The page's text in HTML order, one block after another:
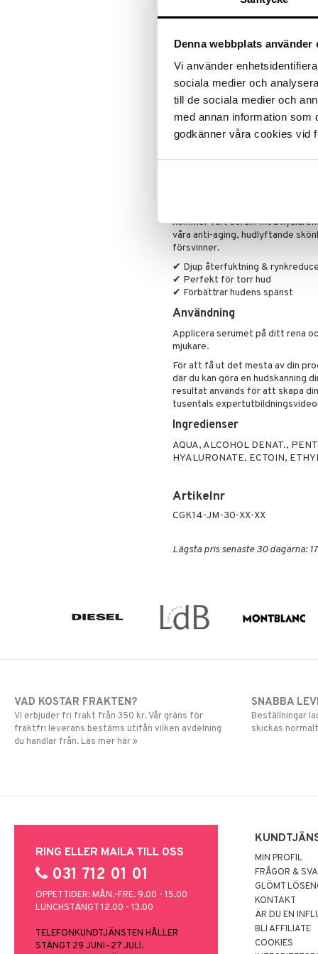
Denna webbplats använder
Vi använder
sociala medier och
till de sociala medier och
med annan information som
godkänner våra cookies vid
tack vare sin trippel-
tränger mycket djupt in i huden.
Om du har en väldigt torr hud
dig med torr hud. Även om
mängd när du åldras. Vårt
hyaluronsyra som hjälper din
den ser friskare och ljusare ut.
Applicera serumet på ditt rena
Tech-appen, där du kan göra en
teknik, vars resultat används
bläddra igenom tusentals
Om ditt mål är att minska
kommer vårt serum med
våra anti-aging, hudlyftande
försvinner.
✔ Djup återfuktning &
✔ Perfekt för torr hud
✔ Förbättrar hudens spänst
Användning
Applicera serumet på ditt rena
mjukare.
För att få ut det mesta av din
där du kan göra en hudskanning
resultat används för att skapa
tusentals
Ingredienser
AQUA, ALCOHOL DENAT.,
HYALURONATE, ECTOIN,
Artikelnr
CGK14-JM-30-XX-XX
Lägsta pris senaste 30 dagarna:
VAD KOSTAR FRAKTEN?
Vi erbjuder fri frakt från 350 kr. Vår gräns för
fraktfri leverans bestäms utifån vilken avdelning
du handlar från. Läs mer här »
SNABBA
Beställningar
skickas
RING ELLER MAILA TILL OSS
031 712 01 01
ÖPPETTIDER: MÅN.-FRE. 9.00 - 15.00
LUNCHSTÄNGT 12.00 - 13.00
TELEFONKUNDTJÄNSTEN HÅLLER
STÄNGT 29 JUNI–27 JULI.
MIN PROFIL
FRÅGOR &
GLÖMT
KONTAKT
ÄR DU EN
BLI AFFILIATE
COOKIES